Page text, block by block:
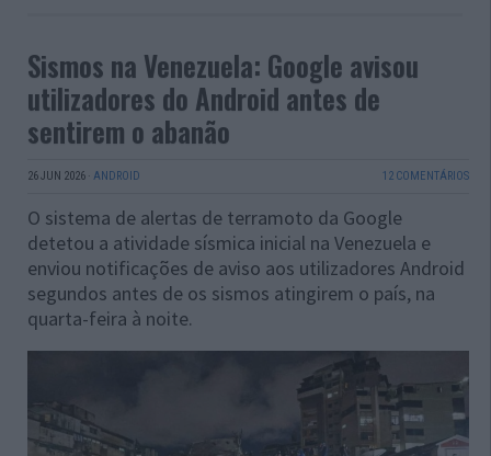
Sismos na Venezuela: Google avisou
utilizadores do Android antes de
sentirem o abanão
26 JUN 2026 · ANDROID 12 COMENTÁRIOS
O sistema de alertas de terramoto da Google
detetou a atividade sísmica inicial na Venezuela e
enviou notificações de aviso aos utilizadores Android
segundos antes de os sismos atingirem o país, na
quarta-feira à noite.